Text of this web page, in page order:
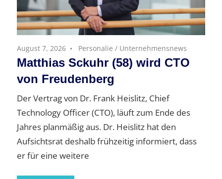
August 7, 2026 Personalie / Unternehmensnews
Matthias Sckuhr (58) wird CTO
von Freudenberg
Der Vertrag von Dr. Frank Heislitz, Chief
Technology Officer (CTO), läuft zum Ende des
Jahres planmäßig aus. Dr. Heislitz hat den
Aufsichtsrat deshalb frühzeitig informiert, dass
er für eine weitere